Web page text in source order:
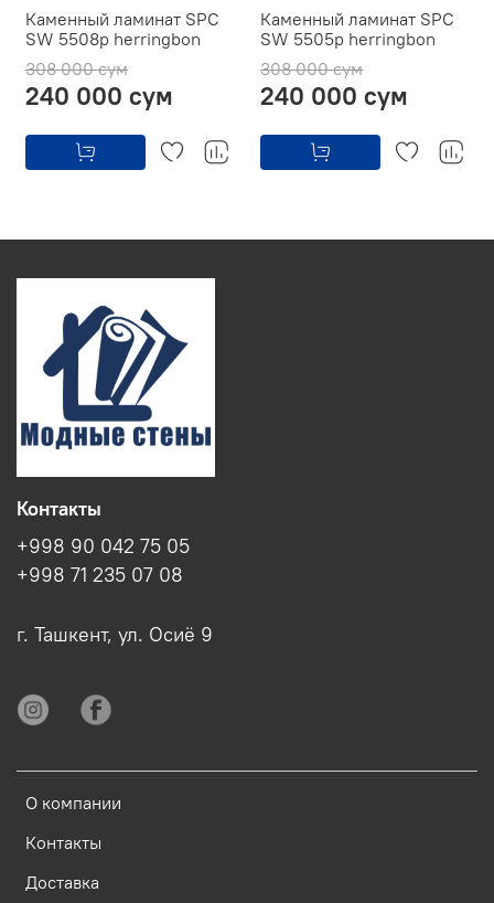
Каменный ламинат SPC
SW 5508p herringbon
308 000 сум
240 000 сум
Каменный ламинат SPC
SW 5505p herringbon
308 000 сум
240 000 сум
О компании
Контакты
Доставка
Контакты
+998 90 042 75 05
+998 71 235 07 08
г. Ташкент, ул. Осиё 9